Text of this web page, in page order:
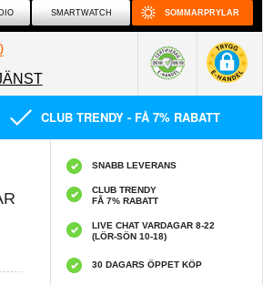
SMARTWATCH SOMMARPRYLAR
CLUB TRENDY - FÅ 7% RABATT
SNABB LEVERANS
CLUB TRENDY
FÅ 7% RABATT
LIVE CHAT VARDAGAR 8-22
(LÖR-SÖN 10-18)
30 DAGARS ÖPPET KÖP